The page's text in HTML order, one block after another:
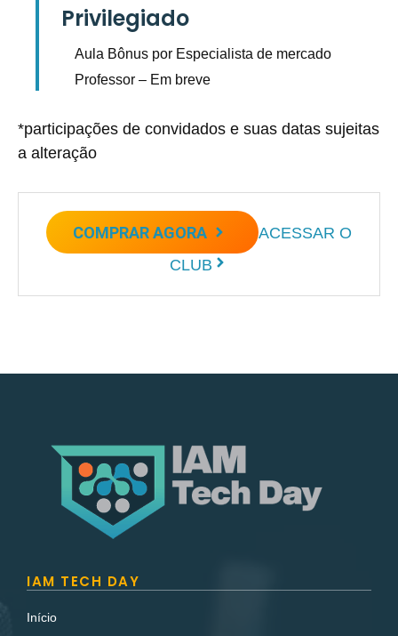
Privilegiado
Aula Bônus por Especialista de mercado
Professor – Em breve
*participações de convidados e suas datas sujeitas
a alteração
COMPRAR AGORA
ACESSAR O
CLUB
IAM TECH DAY
Início